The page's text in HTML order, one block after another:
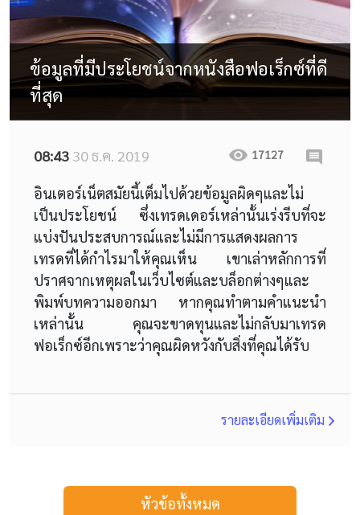
ข้อมูลที่มีประโยชน์จากหนังสือฟอเร็กซ์ที่ดี
ที่สุด
08:43 30 ธ.ค. 2019 17127
อินเตอร์เน็ตสมัยนี้เต็มไปด้วยข้อมูลผิดๆและไม่
เป็นประโยชน์ ซึ่งเทรดเดอร์เหล่านั้นเร่งรีบที่จะ
แบ่งปันประสบการณ์และไม่มีการแสดงผลการ
เทรดที่ได้กำไรมาให้คุณเห็น เขาเล่าหลักการที่
ปราศจากเหตุผลในเว็บไซต์และบล็อกต่างๆและ
พิมพ์บทความออกมา หากคุณทำตามคำแนะนำ
เหล่านั้น คุณจะขาดทุนและไม่กลับมาเทรด
ฟอเร็กซ์อีกเพราะว่าคุณผิดหวังกับสิ่งที่คุณได้รับ
รายละเอียดเพิ่มเติม
หัวข้อทั้งหมด